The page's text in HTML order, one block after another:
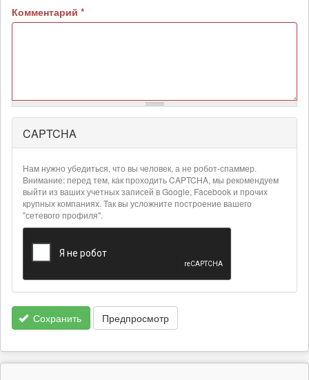
Комментарий *
Более
подробная
информация
текстовых
форматах
CAPTCHA
Нам нужно убедиться, что вы человек, а не робот-спаммер.
Внимание: перед тем, как проходить CAPTCHA, мы рекомендуем
выйти из ваших учетных записей в Google, Facebook и прочих
крупных компаниях. Так вы усложните построение вашего
"сетевого профиля".
Сохранить Предпросмотр